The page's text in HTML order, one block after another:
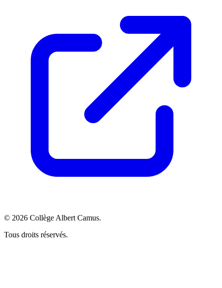
© 2026 Collège Albert Camus.
Tous droits réservés.